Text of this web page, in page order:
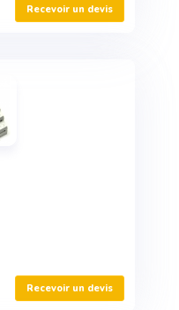
Recevoir un devis
Recevoir un devis